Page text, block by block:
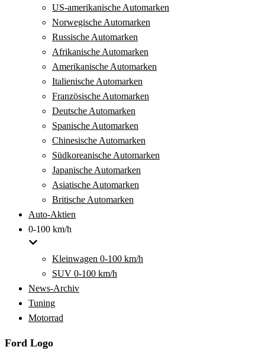
US-amerikanische Automarken
Norwegische Automarken
Russische Automarken
Afrikanische Automarken
Amerikanische Automarken
Italienische Automarken
Französische Automarken
Deutsche Automarken
Spanische Automarken
Chinesische Automarken
Südkoreanische Automarken
Japanische Automarken
Asiatische Automarken
Britische Automarken
Auto-Aktien
0-100 km/h
Kleinwagen 0-100 km/h
SUV 0-100 km/h
News-Archiv
Tuning
Motorrad
Ford Logo